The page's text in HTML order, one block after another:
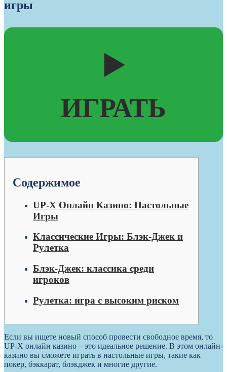
игры
▶️
ИГРАТЬ
Содержимое
UP-X Онлайн Казино: Настольные
Игры
Классические Игры: Блэк-Джек и
Рулетка
Блэк-Джек: классика среди
игроков
Рулетка: игра с высоким риском
Если вы ищете новый способ провести свободное время, то
UP-X онлайн казино – это идеальное решение. В этом онлайн-
казино вы сможете играть в настольные игры, такие как
покер, бэккарат, блэкджек и многие другие.